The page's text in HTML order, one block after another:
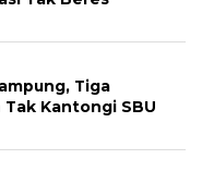
Tiga
Kantongi SBU